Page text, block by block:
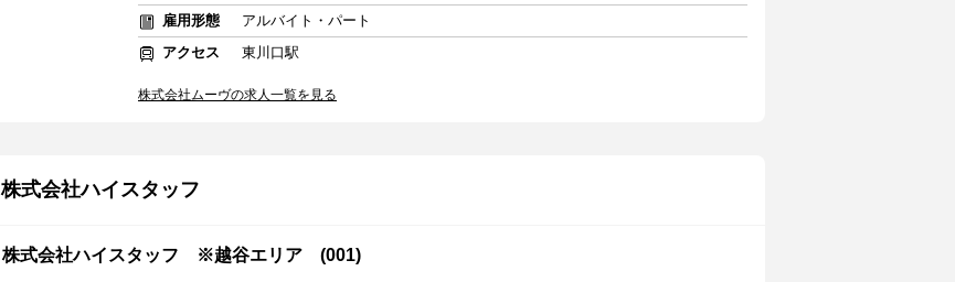
雇用形態
アルバイト・パート
アクセス
東川口駅
株式会社ムーヴの求人一覧を見る
株式会社ハイスタッフ
株式会社ハイスタッフ ※越谷エリア (001)